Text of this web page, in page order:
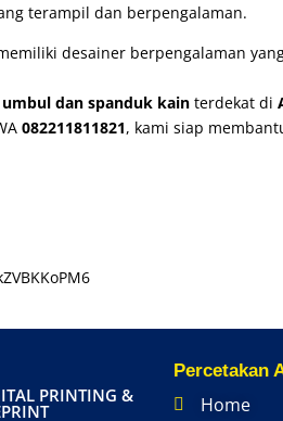
terampil dan berpengalaman.
desainer berpengalaman
dan spanduk kain terdekat di
082211811821, kami siap
PRINTING &
Percetakan
Home